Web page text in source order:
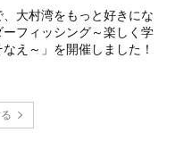
大村湾をもっと好きにな
フィッシング～楽しく学
え～」を開催しました！